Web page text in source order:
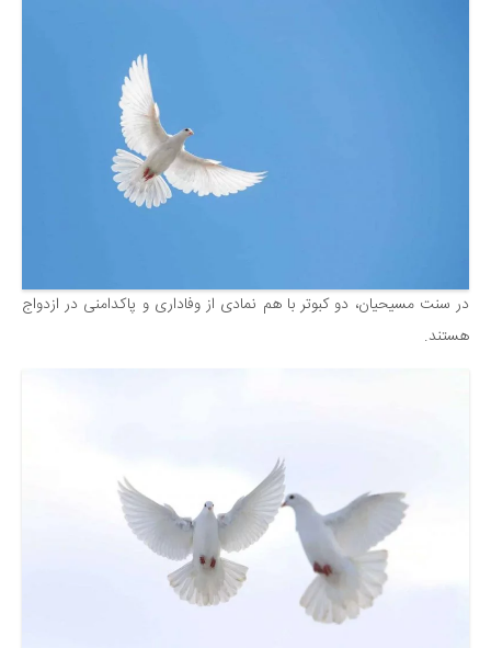
در سنت مسیحیان، دو کبوتر با هم نمادی از وفاداری و پاکدامنی در ازدواج
هستند.